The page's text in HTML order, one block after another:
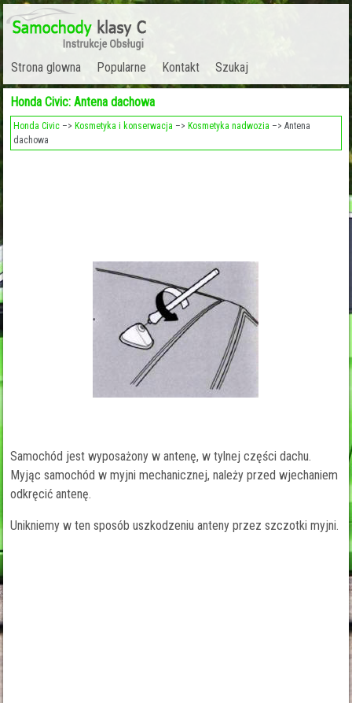
Strona glowna Popularne Kontakt Szukaj
Honda Civic: Antena dachowa
Honda Civic –> Kosmetyka i konserwacja –> Kosmetyka nadwozia –> Antena
dachowa
Samochód jest wyposażony w antenę, w tylnej części dachu.
Myjąc samochód w myjni mechanicznej, należy przed wjechaniem
odkręcić antenę.
Unikniemy w ten sposób uszkodzeniu anteny przez szczotki myjni.